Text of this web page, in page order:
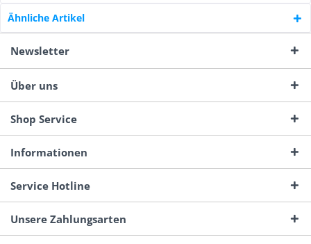
Ähnliche Artikel
Newsletter
Über uns
Shop Service
Informationen
Service Hotline
Unsere Zahlungsarten